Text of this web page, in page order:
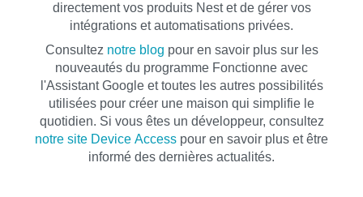
directement vos produits Nest et de gérer vos
intégrations et automatisations privées.
Consultez notre blog pour en savoir plus sur les
nouveautés du programme Fonctionne avec
l'Assistant Google et toutes les autres possibilités
utilisées pour créer une maison qui simplifie le
quotidien. Si vous êtes un développeur, consultez
notre site Device Access pour en savoir plus et être
informé des dernières actualités.